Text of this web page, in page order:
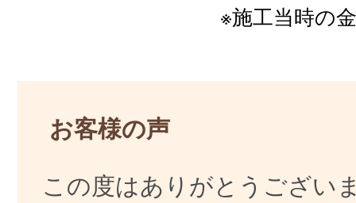
※施工当時の
お客様の声
この度はありがとうござい